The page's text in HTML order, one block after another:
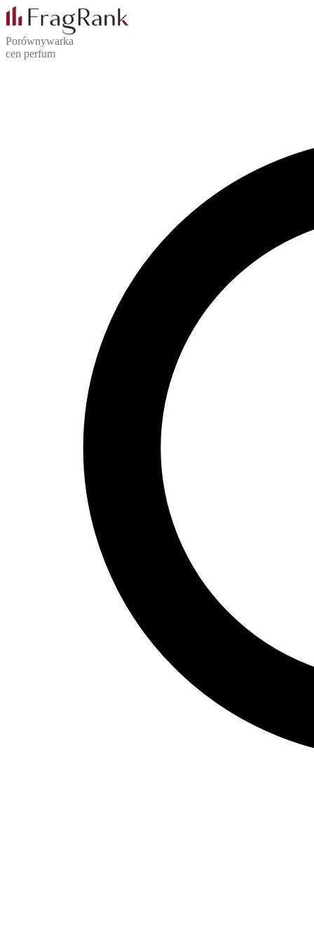
Porównywarka
cen perfum